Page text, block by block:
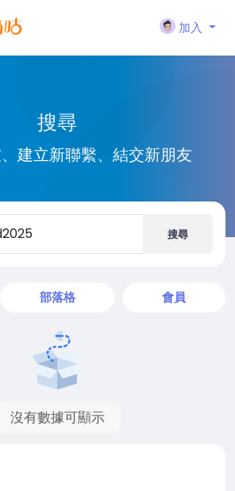
加入
搜尋
建立新聯繫、結交新朋友
搜尋
部落格 會員
沒有數據可顯示